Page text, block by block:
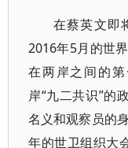
在蔡英文即
2016年5月的世
在两岸之间的
岸“九二共识”的
名义和观察员的
年的世卫组织大